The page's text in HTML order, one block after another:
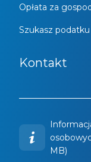
Opłata za
Szukasz
Kontakt
MB)